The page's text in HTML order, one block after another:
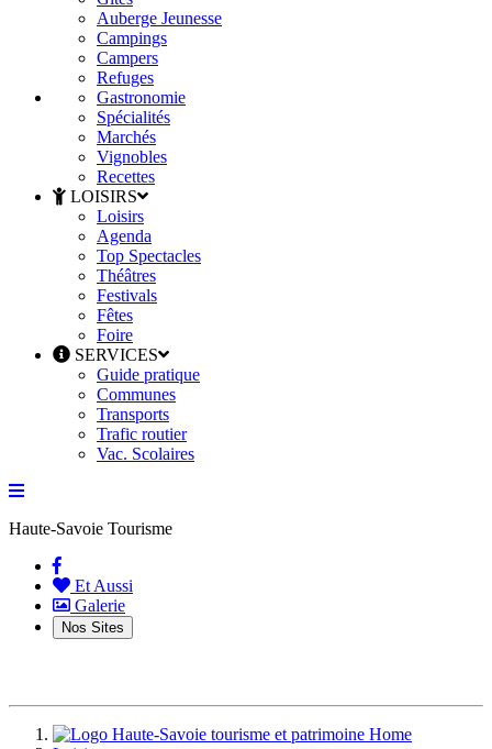
Auberge Jeunesse
Campings
Campers
Refuges
Gastronomie
Spécialités
Marchés
Vignobles
Recettes
LOISIRS
Loisirs
Agenda
Top Spectacles
Théâtres
Festivals
Fêtes
Foire
SERVICES
Guide pratique
Communes
Transports
Trafic routier
Vac. Scolaires
Haute-Savoie Tourisme
(current)
Et Aussi
Galerie
Nos Sites
Home